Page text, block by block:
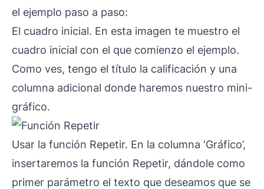
el ejemplo paso a paso:
El cuadro inicial. En esta imagen te muestro el
cuadro inicial con el que comienzo el ejemplo.
Como ves, tengo el título la calificación y una
columna adicional donde haremos nuestro mini-
gráfico.
Usar la función Repetir. En la columna ‘Gráfico’,
insertaremos la función Repetir, dándole como
primer parámetro el texto que deseamos que se